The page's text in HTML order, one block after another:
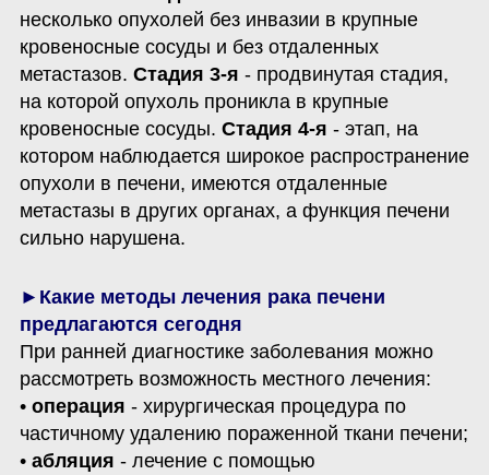
несколько опухолей без инвазии в крупные
кровеносные сосуды и без отдаленных
метастазов. Стадия 3-я - продвинутая стадия,
на которой опухоль проникла в крупные
кровеносные сосуды. Стадия 4-я - этап, на
котором наблюдается широкое распространение
опухоли в печени, имеются отдаленные
метастазы в других органах, а функция печени
сильно нарушена.
►Какие методы лечения рака печени
При ранней диагностике заболевания можно
рассмотреть возможность местного лечения:
• операция - хирургическая процедура по
частичному удалению пораженной ткани печени;
• абляция - лечение с помощью